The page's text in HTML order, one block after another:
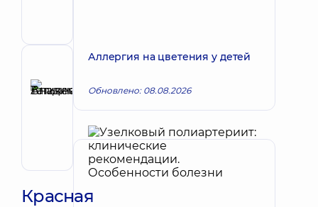
Аникеева
Терапевт;
Кардиолог;
Ревматолог
Запись к врачу
Красная
Аллергия на цветения у детей
Обновлено: 08.08.2026